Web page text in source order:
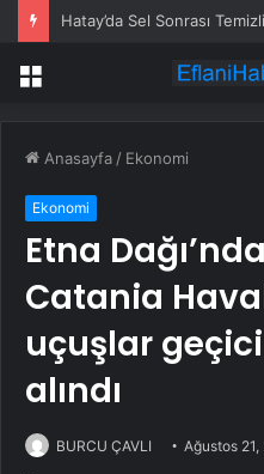
Hatay’da Sel Sonrası
Menü
Anasayfa / Ekonomi
Ekonomi
Etna
Catania
uçuşlar
alındı
BURCU ÇAVLI Ağustos